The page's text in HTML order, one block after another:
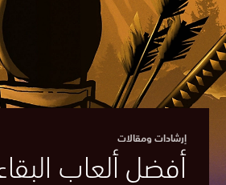
إرشادات ومقالات
أفضل ألعاب